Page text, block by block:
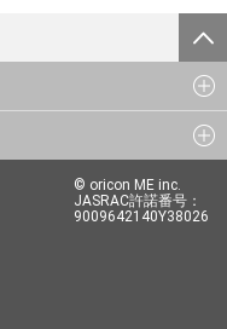
© oricon ME inc.
JASRAC許諾番号：
9009642140Y38026